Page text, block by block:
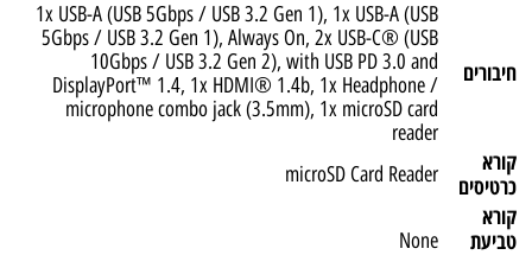
חיבורים
1x USB-A (USB 5Gbps / USB 3.2 Gen 1), 1x USB-A (USB
5Gbps / USB 3.2 Gen 1), Always On, 2x USB-C® (USB
10Gbps / USB 3.2 Gen 2), with USB PD 3.0 and
DisplayPort™ 1.4, 1x HDMI® 1.4b, 1x Headphone /
microphone combo jack (3.5mm), 1x microSD card
reader
קורא
כרטיסים
microSD Card Reader
קורא
טביעת
None